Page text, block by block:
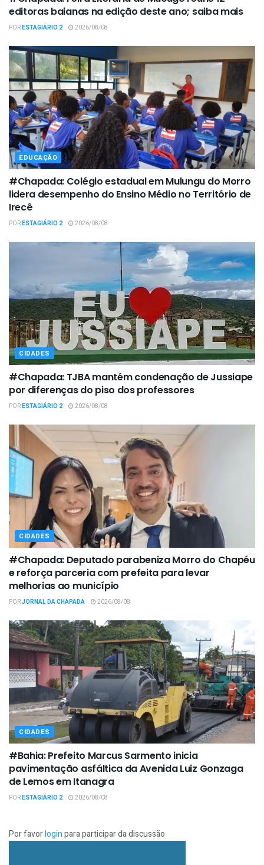
editoras baianas na edição deste ano; saiba mais
PORESTAGIÁRIO 2 2026/08/08
EDUCAÇÃO
#Chapada: Colégio estadual em Mulungu do Morro
lidera desempenho do Ensino Médio no Território de
Irecê
PORESTAGIÁRIO 2 2026/08/08
CIDADES
#Chapada: TJBA mantém condenação de Jussiape
por diferenças do piso dos professores
PORESTAGIÁRIO 2 2026/08/08
CIDADES
#Chapada: Deputado parabeniza Morro do Chapéu
e reforça parceria com prefeita para levar
melhorias ao município
PORJORNAL DA CHAPADA 2026/08/08
CIDADES
#Bahia: Prefeito Marcus Sarmento inicia
pavimentação asfáltica da Avenida Luiz Gonzaga
de Lemos em Itanagra
PORESTAGIÁRIO 2 2026/08/08
Por favorloginpara participar da discussão